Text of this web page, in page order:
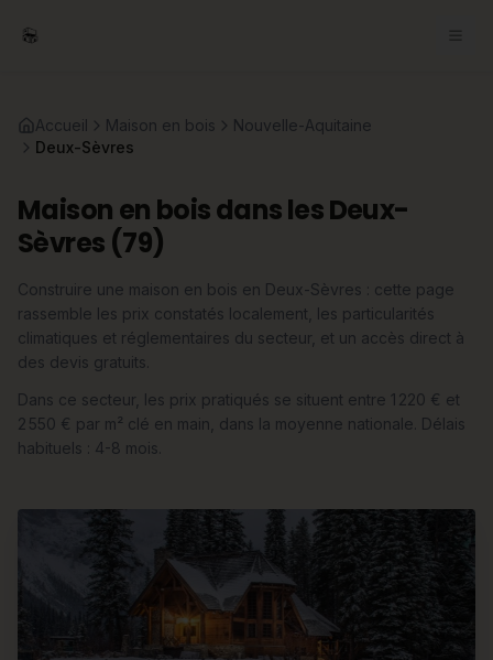
Accueil Maison en bois
Nouvelle-Aquitaine
Deux-Sèvres
Maison en bois dans les Deux-
Sèvres (79)
Construire une maison en bois en Deux-Sèvres : cette page
rassemble les prix constatés localement, les particularités
climatiques et réglementaires du secteur, et un accès direct à
des devis gratuits.
Dans ce secteur, les prix pratiqués se situent entre 1 220 € et
2 550 € par m² clé en main, dans la moyenne nationale. Délais
habituels : 4-8 mois.